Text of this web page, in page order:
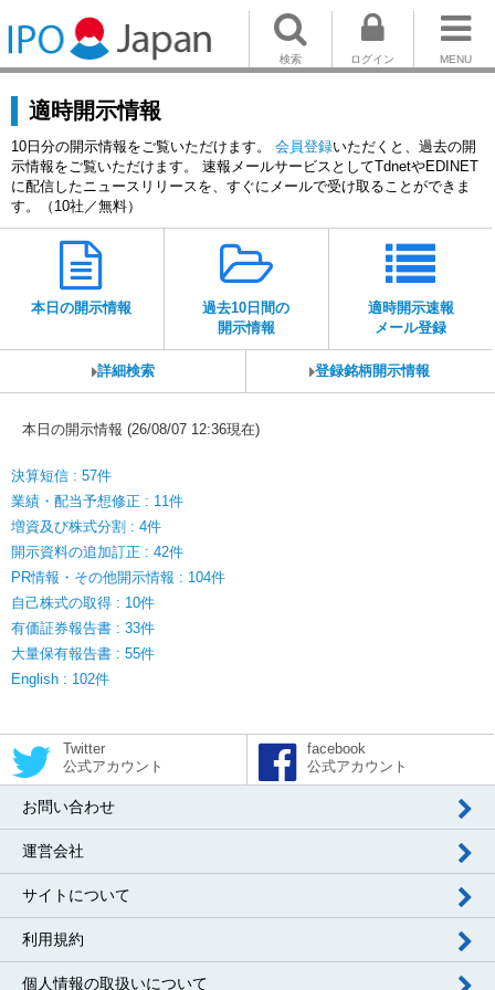
MENU
ログイン
検索
適時開示情報
10日分の開示情報をご覧いただけます。 会員登録いただくと、過去の開
示情報をご覧いただけます。 速報メールサービスとしてTdnetやEDINET
に配信したニュースリリースを、すぐにメールで受け取ることができま
す。（10社／無料）
本日の開示情報
過去10日間の
開示情報
適時開示速報
メール登録
詳細検索 登録銘柄開示情報
本日の開示情報 (26/08/07 12:36現在)
決算短信 : 57件
業績・配当予想修正 : 11件
増資及び株式分割 : 4件
開示資料の追加訂正 : 42件
PR情報・その他開示情報 : 104件
自己株式の取得 : 10件
有価証券報告書 : 33件
大量保有報告書 : 55件
English : 102件
Twitter
公式アカウント
facebook
公式アカウント
お問い合わせ
運営会社
サイトについて
利用規約
個人情報の取扱いについて